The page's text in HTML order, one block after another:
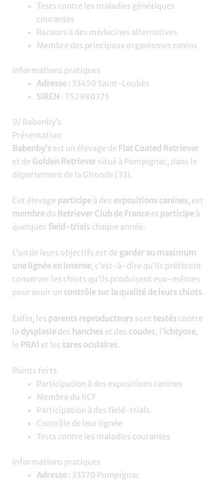
Tests contre les maladies génétiques
courantes
Recours à des médecines alternatives
Membre des principaux organismes canins
Informations pratiques
Adresse : 33450 Saint-Loubès
SIREN : 752980375
9/ Babenby’s
Présentation
Babenby’s est un élevage de Flat Coated Retriever
et de Golden Retriever situé à Pompignac, dans le
département de la Gironde (33).
Cet élevage participe à des expositions canines, est
membre du Retriever Club de France et participe à
quelques field-trials chaque année.
L’un de leurs objectifs est de garder au maximum
une lignée en interne, c’est-à-dire qu’ils préfèrent
conserver les chiots qu’ils produisent eux-mêmes
pour avoir un contrôle sur la qualité de leurs chiots.
Enfin, les parents reproducteurs sont testés contre
la dysplasie des hanches et des coudes, l’ichtyose,
le PRA1 et les tares oculaires.
Points forts
Participation à des expositions canines
Membre du RCF
Participation à des field-trials
Contrôle de leur lignée
Tests contre les maladies courantes
Informations pratiques
Adresse : 33370 Pompignac